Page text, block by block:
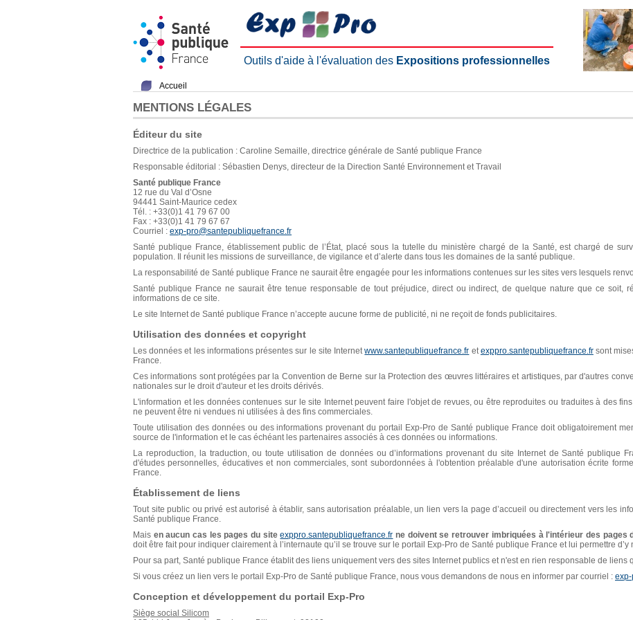
Outils d'aide à l'évaluation des Expositions professionnelles
Accueil
MENTIONS LÉGALES
Éditeur du site
Directrice de la publication : Caroline Semaille, directrice générale de Santé publique France
Responsable éditorial : Sébastien Denys, directeur de la Direction Santé Environnement et Travail
Santé publique France
12 rue du Val d’Osne
94441 Saint-Maurice cedex
Tél. : +33(0)1 41 79 67 00
Fax : +33(0)1 41 79 67 67
Courriel : exp-pro@santepubliquefrance.fr
Santé publique France, établissement public de l’État, placé sous la tutelle du ministère chargé de la Santé, est chargé de
population. Il réunit les missions de surveillance, de vigilance et d’alerte dans tous les domaines de la santé publique.
La responsabilité de Santé publique France ne saurait être engagée pour les informations contenues sur les sites vers lesquels
Santé publique France ne saurait être tenue responsable de tout préjudice, direct ou indirect, de quelque nature que ce soit,
informations de ce site.
Le site Internet de Santé publique France n’accepte aucune forme de publicité, ni ne reçoit de fonds publicitaires.
Utilisation des données et copyright
Les données et les informations présentes sur le site Internetwww.santepubliquefrance.fr etexppro.santepubliquefrance.frsont
France.
Ces informations sont protégées par la Convention de Berne sur la Protection des œuvres littéraires et artistiques, par d'autres
nationales sur le droit d'auteur et les droits dérivés.
L'information et les données contenues sur le site Internet peuvent faire l'objet de revues, ou être reproduites ou traduites à des
ne peuvent être ni vendues ni utilisées à des fins commerciales.
Toute utilisation des données ou des informations provenant du portail Exp-Pro de Santé publique France doit obligatoirement
source de l'information et le cas échéant les partenaires associés à ces données ou informations.
La reproduction, la traduction, ou toute utilisation de données ou d’informations provenant du site Internet de Santé publique
d'études personnelles, éducatives et non commerciales, sont subordonnées à l'obtention préalable d'une autorisation écrite
France.
Établissement de liens
Tout site public ou privé est autorisé à établir, sans autorisation préalable, un lien vers la page d’accueil ou directement vers les
Santé publique France.
Mais en aucun cas les pages du siteexppro.santepubliquefrance.fr ne doivent se retrouver imbriquées à l'intérieur des pages
doit être fait pour indiquer clairement à l’internaute qu’il se trouve sur le portail Exp-Pro de Santé publique France et lui permettre
Pour sa part, Santé publique France établit des liens uniquement vers des sites Internet publics et n'est en rien responsable de liens
Si vous créez un lien vers le portail Exp-Pro de Santé publique France, nous vous demandons de nous en informer par courriel :
Conception et développement du portail Exp-Pro
Siège social Silicom